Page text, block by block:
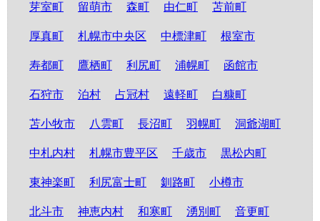
芽室町 留萌市 森町 由仁町 苫前町
厚真町 札幌市中央区 中標津町 根室市
寿都町 鷹栖町 利尻町 浦幌町 函館市
石狩市 泊村 占冠村 遠軽町 白糠町
苫小牧市 八雲町 長沼町 羽幌町 洞爺湖町
中札内村 札幌市豊平区 千歳市 黒松内町
東神楽町 利尻富士町 釧路町 小樽市
北斗市 神恵内村 和寒町 湧別町 音更町